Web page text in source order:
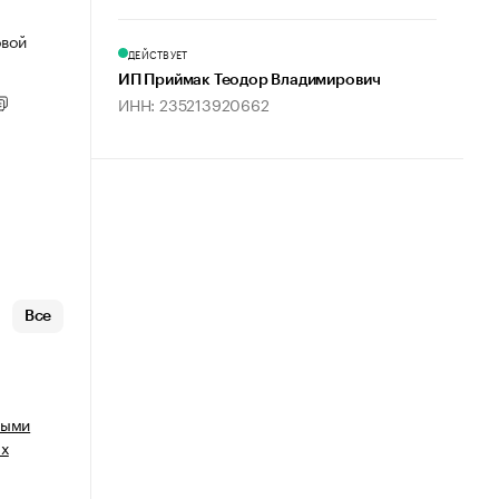
Все
ДЕЙСТВУЕТ
ИП Приймак Теодор Владимирович
ИНН: 235213920662